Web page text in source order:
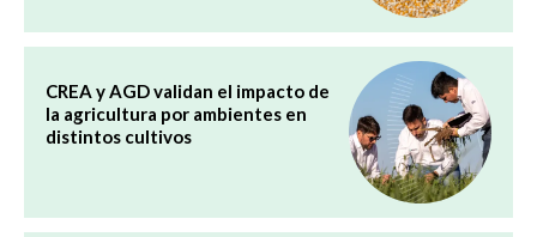
CREA y AGD validan el impacto de
la agricultura por ambientes en
distintos cultivos